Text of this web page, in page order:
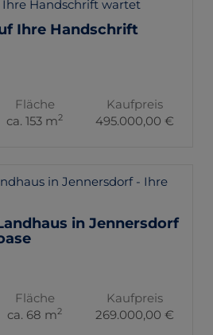
Ihre Handschrift
Fläche
ca. 153 m2
Kaufpreis
495.000,00 €
in Jennersdorf
Fläche
ca. 68 m2
Kaufpreis
269.000,00 €